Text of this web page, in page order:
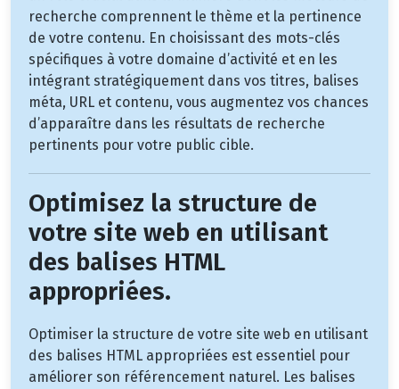
recherche comprennent le thème et la pertinence
de votre contenu. En choisissant des mots-clés
spécifiques à votre domaine d’activité et en les
intégrant stratégiquement dans vos titres, balises
méta, URL et contenu, vous augmentez vos chances
d’apparaître dans les résultats de recherche
pertinents pour votre public cible.
Optimisez la structure de
votre site web en utilisant
des balises HTML
appropriées.
Optimiser la structure de votre site web en utilisant
des balises HTML appropriées est essentiel pour
améliorer son référencement naturel. Les balises